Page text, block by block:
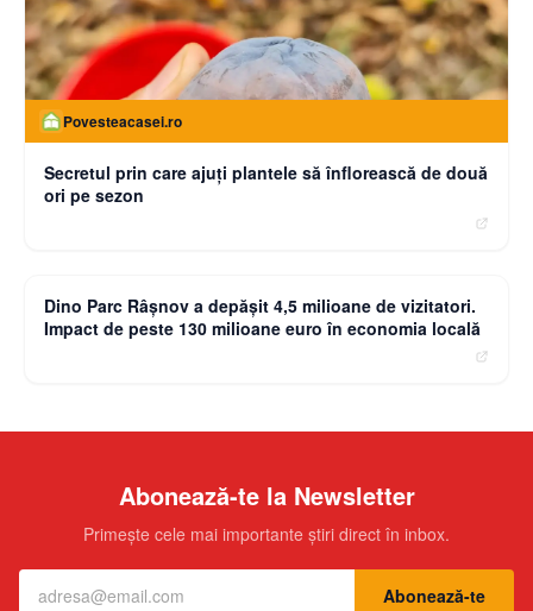
Povesteacasei.ro
Secretul prin care ajuți plantele să înflorească de două
ori pe sezon
Dino Parc Râșnov a depășit 4,5 milioane de vizitatori.
Impact de peste 130 milioane euro în economia locală
Abonează-te la Newsletter
Primește cele mai importante știri direct în inbox.
Abonează-te